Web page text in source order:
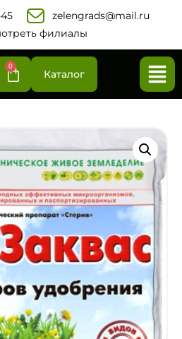
zelengrads@mail.ru
филиалы
0
Каталог